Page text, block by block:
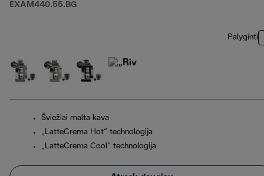
EXAM440.55.BG
Palyginti
Šviežiai malta kava
„LatteCrema Hot“ technologija
„LatteCrema Cool“ technologija